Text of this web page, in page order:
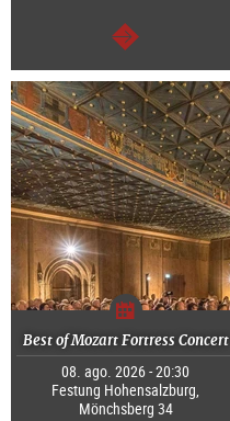
segue
Best of Mozart Fortress Concert
08. ago. 2026 - 20:30
Festung Hohensalzburg,
Mönchsberg 34